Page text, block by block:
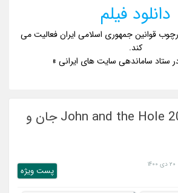
دانلود فیلم
قوانین جمهوری اسلامی ایران فعالیت می
کند.
ستاد ساماندهی سایت های ایرانی »
دانلود فیلم John and the Hole 2021 جان و
۲۰ دی ۱۴۰۰
پست ويژه